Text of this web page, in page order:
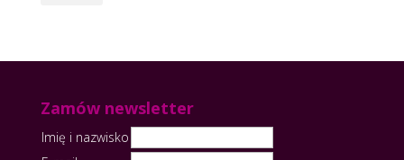
Zamów newsletter
Imię i nazwisko